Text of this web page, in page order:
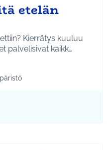
etelän
Kierrätys kuuluu
palvelisivat kaikk…
Etelä-Tuusulan kylät
tulokset teeman mukaan: